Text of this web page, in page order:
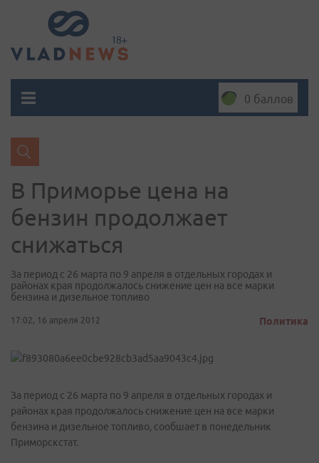
0 баллов
В Приморье цена на
бензин продолжает
снижаться
За период с 26 марта по 9 апреля в отдельных городах и
районах края продолжалось снижение цен на все марки
бензина и дизельное топливо
17:02, 16 апреля 2012 Политика
За период с 26 марта по 9 апреля в отдельных городах и
районах края продолжалось снижение цен на все марки
бензина и дизельное топливо, сообшает в понедельник
Приморскстат.